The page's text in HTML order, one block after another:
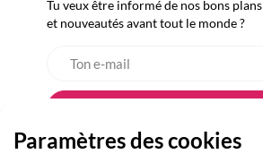
Tu veux être informé de nos bons plans
et nouveautés avant tout le monde ?
Paramètres des cookies